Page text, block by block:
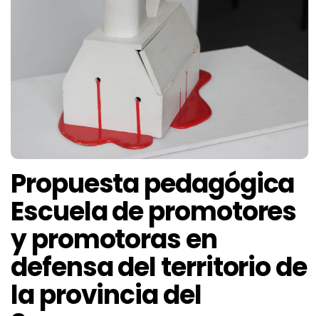
Propuesta pedagógica
Escuela de promotores
y promotoras en
defensa del territorio de
la provincia del